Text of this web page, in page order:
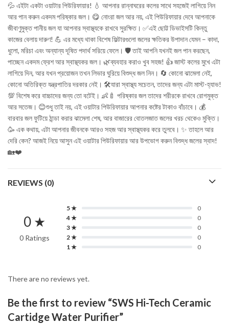
💦 এইটা একটা ওয়াটার পিউরিফায়ার! 💧 আপনার রান্নাঘরের কলের সাথে সহজেই লাগিয়ে নিন
আর পান করুন একদম পরিষ্কার জল। 😋 নোংরা জল আর নয়, এই পিউরিফায়ার দেবে আপনাকে
জীবাণুমুক্ত পানীয় জল যা আপনার স্বাস্থ্যকে রাখবে সুরক্ষিত। ✅এই ছোট্ট ডিভাইসটি কিন্তু
কাজের বেলায় দারুণ! 💪 এর মধ্যে থাকা বিশেষ ফিল্টারগুলো জলের ক্ষতিকর উপাদান যেমন – কাদা,
ধুলো, মরিচা এবং অন্যান্য দূষিত পদার্থ সরিয়ে ফেলে। 🛡️ তাই আপনি যখনই জল পান করছেন,
পাচ্ছেন একদম ফ্রেশ আর স্বাস্থ্যকর জল। 🌿ব্যবহার করাও খুব সহজ! 👍 জাস্ট কলের মুখে এটা
লাগিয়ে দিন, আর যখন প্রয়োজন তখন লিভার ঘুরিয়ে বিশুদ্ধ জল নিন। 🔄 কোনো ঝামেলা নেই,
কোনো অতিরিক্ত যন্ত্রপাতির দরকার নেই। 🛠️যারা স্বাস্থ্য সচেতন, তাদের জন্য এটা মাস্ট-হ্যাভ!
💯 বিশেষ করে বাচ্চাদের জন্য তো বটেই। 👶🍼 পরিষ্কার জল তাদের শরীরকে রাখবে রোগমুক্ত
আর সতেজ। 😊শুধু তাই নয়, এই ওয়াটার পিউরিফায়ার আপনার কষ্টের টাকাও বাঁচাবে। 💰
বারবার জল ফুটিয়ে ঠান্ডা করার ঝামেলা শেষ, আর বাজারের বোতলজাত জলের খরচ থেকেও মুক্তি।
🥳 এক কথায়, এটা আপনার জীবনকে আরও সহজ আর স্বাস্থ্যকর করে তুলবে। ✨ তাহলে আর
দেরি কেন? আজই নিয়ে আসুন এই ওয়াটার পিউরিফায়ার আর উপভোগ করুন বিশুদ্ধ জলের স্বাদ!
🏡❤️
REVIEWS (0)
0 ★
0 Ratings
5 ★
0
4 ★
0
3 ★
0
2 ★
0
1 ★
0
There are no reviews yet.
Be the first to review “SWS Hi-Tech Ceramic
Cartidge Water Purifier”